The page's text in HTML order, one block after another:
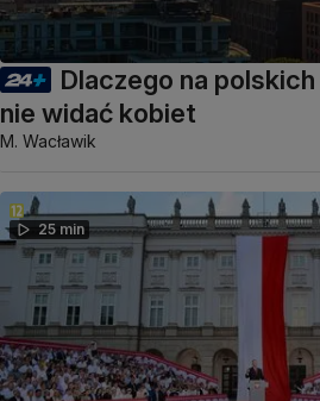
Dlaczego na
nie widać kobiet
M. Wacławik
25 min